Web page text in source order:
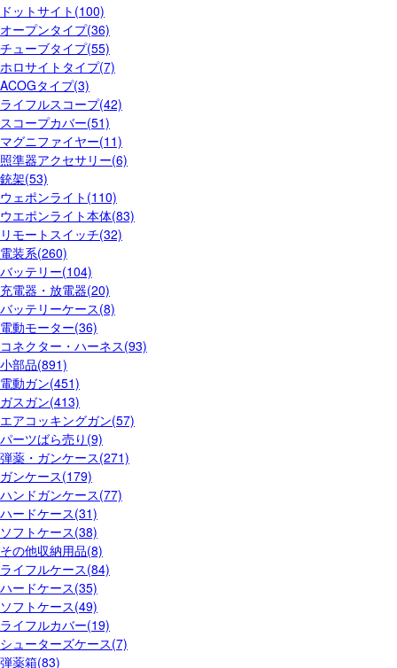
ドットサイト(100)
オープンタイプ(36)
チューブタイプ(55)
ホロサイトタイプ(7)
ACOGタイプ(3)
ライフルスコープ(42)
スコープカバー(51)
マグニファイヤー(11)
照準器アクセサリー(6)
銃架(53)
ウェポンライト(110)
ウエポンライト本体(83)
リモートスイッチ(32)
電装系(260)
バッテリー(104)
充電器・放電器(20)
バッテリーケース(8)
電動モーター(36)
コネクター・ハーネス(93)
小部品(891)
電動ガン(451)
ガスガン(413)
エアコッキングガン(57)
パーツばら売り(9)
弾薬・ガンケース(271)
ガンケース(179)
ハンドガンケース(77)
ハードケース(31)
ソフトケース(38)
その他収納用品(8)
ライフルケース(84)
ハードケース(35)
ソフトケース(49)
ライフルカバー(19)
シューターズケース(7)
弾薬箱(83)